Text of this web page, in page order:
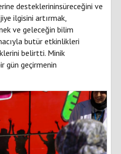
desteklerininsüreceğini ve
ilgisini artırmak,
ve geleceğin bilim
butür etkinlikleri
belirtti. Minik
gün geçirmenin